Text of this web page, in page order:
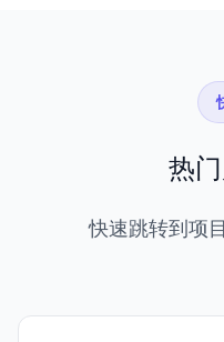
热
快速跳转到项